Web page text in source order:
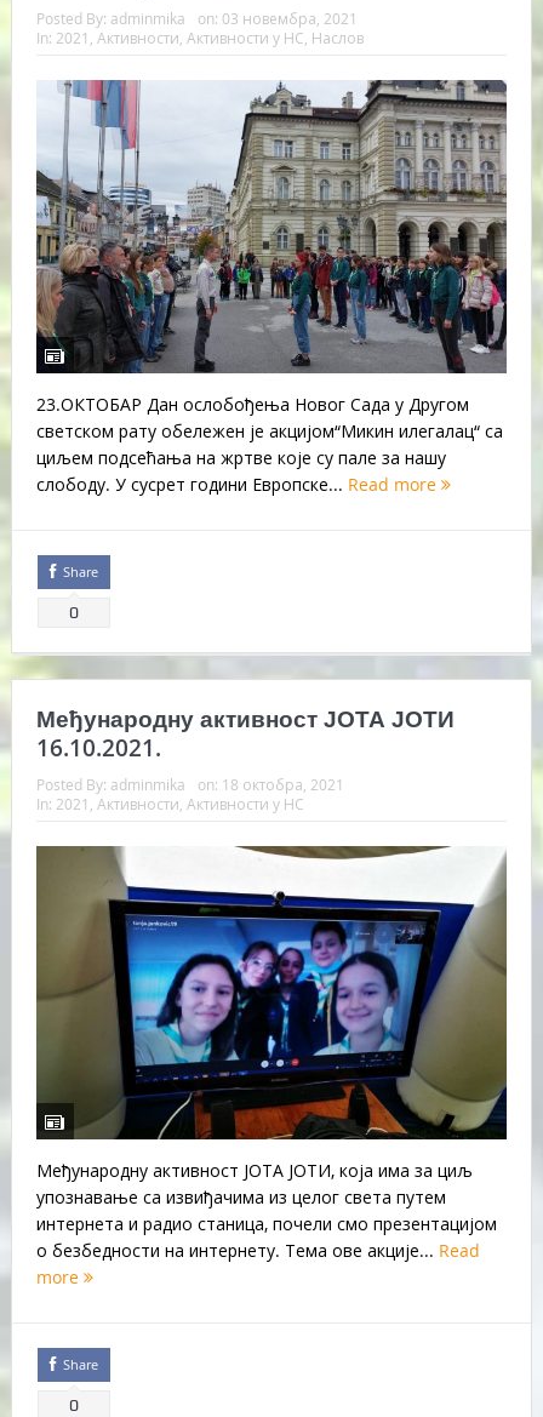
Posted By: adminmika on: 03 новембра, 2021
In: 2021 Активности Активности у НС Наслов
23.ОКТОБАР Дан ослобођења Новог Сада у Другом
светском рату обележен је акцијом“Микин илегалац“ са
циљем подсећања на жртве које су пале за нашу
слободу. У сусрет години Европске... Read more
Share
0
Међународну активност ЈОТА ЈОТИ
16.10.2021.
Posted By: adminmika on: 18 октобра, 2021
In: 2021 Активности Активности у НС
Међународну активност ЈОТА ЈОТИ, која има за циљ
упознавање са извиђачима из целог света путем
интернета и радио станица, почели смо презентацијом
о безбедности на интернету. Тема ове акције... Read
more
Share
0